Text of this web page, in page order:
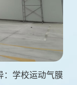
：学校运动气膜